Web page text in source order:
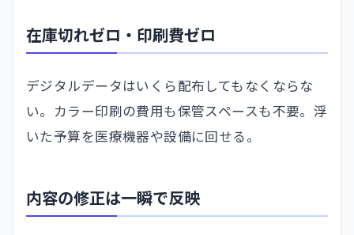
在庫切れゼロ・印刷費ゼロ
デジタルデータはいくら配布してもなくならな
い。カラー印刷の費用も保管スペースも不要。浮
いた予算を医療機器や設備に回せる。
内容の修正は一瞬で反映